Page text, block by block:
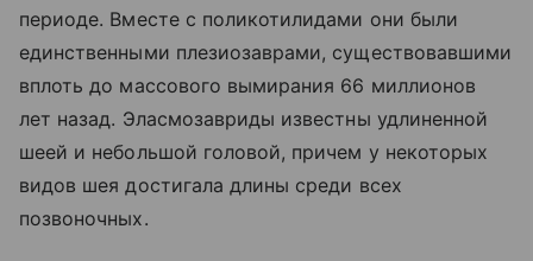
периоде. Вместе с поликотилидами они были
единственными плезиозаврами, существовавшими
вплоть до массового вымирания 66 миллионов
лет назад. Эласмозавриды известны удлиненной
шеей и небольшой головой, причем у некоторых
видов шея достигала длины среди всех
позвоночных.